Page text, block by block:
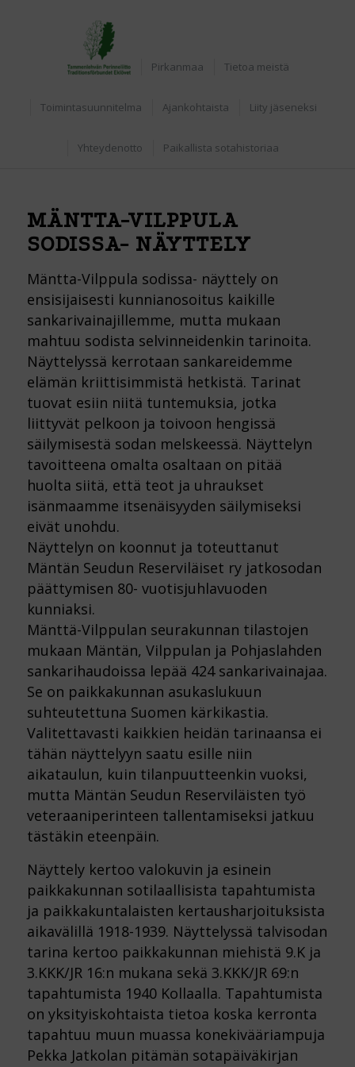
Pirkanmaa Tietoa meistä
Toimintasuunnitelma Ajankohtaista Liity jäseneksi
Yhteydenotto Paikallista sotahistoriaa
MÄNTTA-VILPPULA
SODISSA- NÄYTTELY
Mäntta-Vilppula sodissa- näyttely on
ensisijaisesti kunnianosoitus kaikille
sankarivainajillemme, mutta mukaan
mahtuu sodista selvinneidenkin tarinoita.
Näyttelyssä kerrotaan sankareidemme
elämän kriittisimmistä hetkistä. Tarinat
tuovat esiin niitä tuntemuksia, jotka
liittyvät pelkoon ja toivoon hengissä
säilymisestä sodan melskeessä. Näyttelyn
tavoitteena omalta osaltaan on pitää
huolta siitä, että teot ja uhraukset
isänmaamme itsenäisyyden säilymiseksi
eivät unohdu.
Näyttelyn on koonnut ja toteuttanut
Mäntän Seudun Reserviläiset ry jatkosodan
päättymisen 80- vuotisjuhlavuoden
kunniaksi.
Mänttä-Vilppulan seurakunnan tilastojen
mukaan Mäntän, Vilppulan ja Pohjaslahden
sankarihaudoissa lepää 424 sankarivainajaa.
Se on paikkakunnan asukaslukuun
suhteutettuna Suomen kärkikastia.
Valitettavasti kaikkien heidän tarinaansa ei
tähän näyttelyyn saatu esille niin
aikataulun, kuin tilanpuutteenkin vuoksi,
mutta Mäntän Seudun Reserviläisten työ
veteraaniperinteen tallentamiseksi jatkuu
tästäkin eteenpäin.
Näyttely kertoo valokuvin ja esinein
paikkakunnan sotilaallisista tapahtumista
ja paikkakuntalaisten kertausharjoituksista
aikavälillä 1918-1939. Näyttelyssä talvisodan
tarina kertoo paikkakunnan miehistä 9.K ja
3.KKK/JR 16:n mukana sekä 3.KKK/JR 69:n
tapahtumista 1940 Kollaalla. Tapahtumista
on yksityiskohtaista tietoa koska kerronta
tapahtuu muun muassa konekivääriampuja
Pekka Jatkolan pitämän sotapäiväkirjan